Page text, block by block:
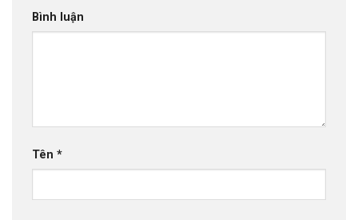
Bình luận
Tên *